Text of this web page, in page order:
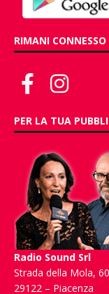
RIMANI CONNESSO
PER LA TUA
Radio Sound Srl
Strada della Mola, 60
29122 – Piacenza